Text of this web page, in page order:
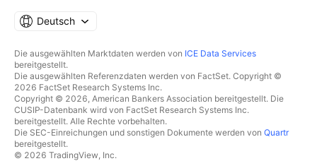
Deutsch
Die ausgewählten Marktdaten werden von ICE Data Services
bereitgestellt.
Die ausgewählten Referenzdaten werden von FactSet. Copyright ©
2026 FactSet Research Systems Inc.
Copyright © 2026, American Bankers Association bereitgestellt. Die
CUSIP-Datenbank wird von FactSet Research Systems Inc.
bereitgestellt. Alle Rechte vorbehalten.
Die SEC-Einreichungen und sonstigen Dokumente werden von Quartr
bereitgestellt.
© 2026 TradingView, Inc.